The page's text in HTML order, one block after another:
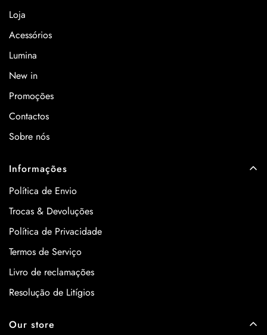
Loja
Acessórios
Lumina
New in
Promoções
Contactos
Sobre nós
Informações
Política de Envio
Trocas & Devoluções
Política de Privacidade
Termos de Serviço
Livro de reclamações
Resolução de Litígios
Our store